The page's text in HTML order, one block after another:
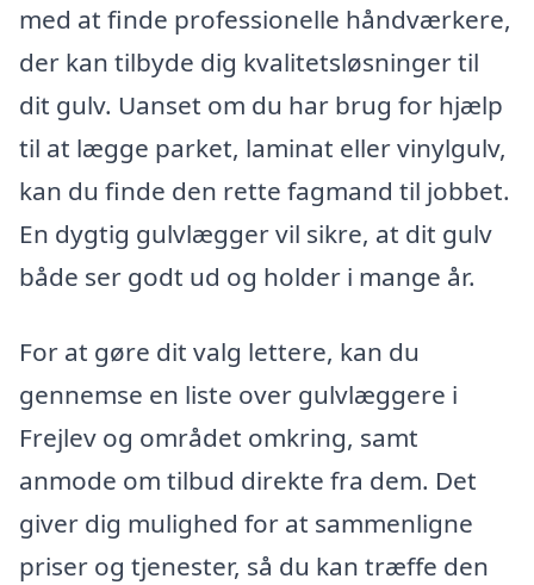
med at finde professionelle håndværkere,
der kan tilbyde dig kvalitetsløsninger til
dit gulv. Uanset om du har brug for hjælp
til at lægge parket, laminat eller vinylgulv,
kan du finde den rette fagmand til jobbet.
En dygtig gulvlægger vil sikre, at dit gulv
både ser godt ud og holder i mange år.
For at gøre dit valg lettere, kan du
gennemse en liste over gulvlæggere i
Frejlev og området omkring, samt
anmode om tilbud direkte fra dem. Det
giver dig mulighed for at sammenligne
priser og tjenester, så du kan træffe den